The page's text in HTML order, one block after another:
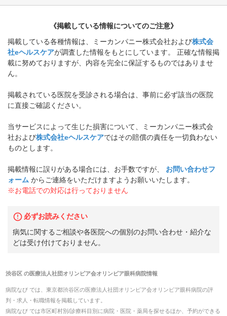
《掲載している情報についてのご注意》
掲載している各種情報は、ミーカンパニー株式会社および株式会
社eヘルスケアが調査した情報をもとにしています。 正確な情報掲
載に努めておりますが、内容を完全に保証するものではありませ
ん。
掲載されている医院を受診される場合は、事前に必ず該当の医院
に直接ご確認ください。
当サービスによって生じた損害について、ミーカンパニー株式会
社および株式会社eヘルスケアではその賠償の責任を一切負わない
ものとします。
掲載情報に誤りがある場合には、お手数ですが、
お問い合わせフ
ォーム からご連絡をいただけますようお願いいたします。
※お電話での対応は行っておりません
必ずお読みください
病気に関するご相談や各医院への個別のお問い合わせ・紹介な
どは受け付けておりません。
渋谷区 の医療法人社団オリンピア会オリンピア眼科病院情報
病院なび では、 東京都渋谷区の医療法人社団オリンピア会オリンピア眼科病院の評
判・求人・転職情報を掲載しています。
病院なび では市区町村別/診療科目別に病院・医院・薬局を探せるほか、予約ができる